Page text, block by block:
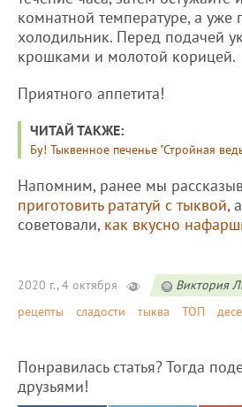
комнатной температуре, а уже
холодильник. Перед подачей
крошками и молотой корицей.
Приятного аппетита!
ЧИТАЙ ТАКЖЕ:
Бу! Тыквенное печенье "Стройная
Напомним, ранее мы
приготовить рататуй с тыквой,
советовали, как вкусно
2020 г., 4 октября
Виктория
рецепты
сладости тыква ТОП
Понравилась статья? Тогда
друзьями!